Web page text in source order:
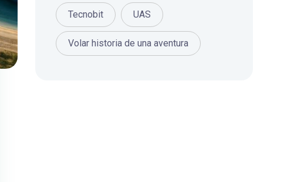
Tecnobit UAS
Volar historia de una aventura